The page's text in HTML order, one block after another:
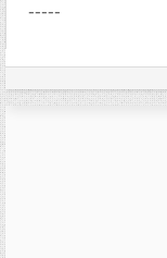
-----